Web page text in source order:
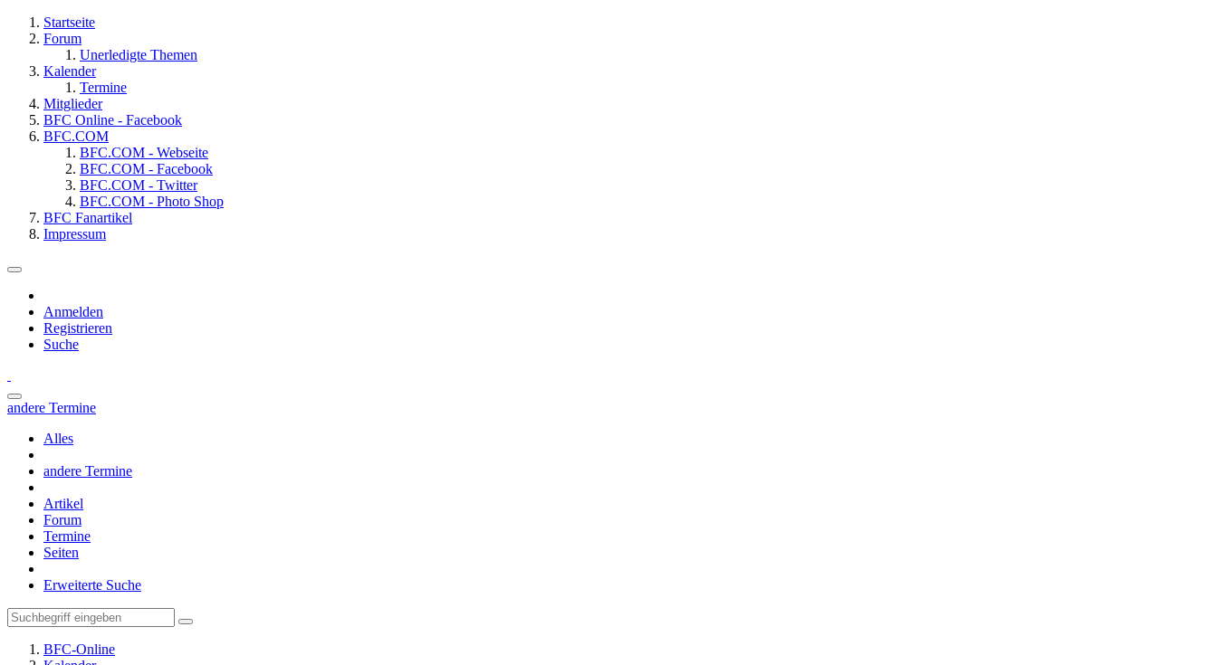
Startseite
Forum
Unerledigte Themen
Kalender
Termine
Mitglieder
BFC Online - Facebook
BFC.COM
BFC.COM - Webseite
BFC.COM - Facebook
BFC.COM - Twitter
BFC.COM - Photo Shop
BFC Fanartikel
Impressum
Anmelden
Registrieren
Suche
andere Termine
Alles
andere Termine
Artikel
Forum
Termine
Seiten
Erweiterte Suche
BFC-Online